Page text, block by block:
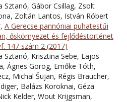
Sztanó, Gábor Csillag, Zsolt
Zoltán Lantos, István Róbert
A Gerecse pannóniai puhatestűi
őskörnyezet és fejlődéstörténet
147 szám 2 (2017)
Sztanó, Krisztina Sebe, Lajos
Ágnes Görög, Emőke Tóth,
Michal Šujan, Régis Braucher,
Balázs Koroknai, Géza
Kelder, Wout Krijgsman,